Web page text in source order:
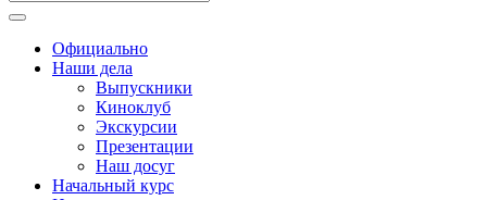
Официально
Наши дела
Выпускники
Киноклуб
Экскурсии
Презентации
Наш досуг
Начальный курс